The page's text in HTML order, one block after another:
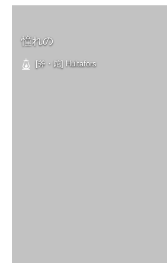
憧れの
[斧・鉈] Hultafors